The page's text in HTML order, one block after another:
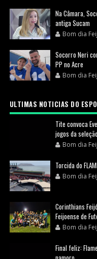
Na Câmara,
antiga Sucam
Bom dia
Socorro Neri
PP no Acre
Bom dia
ULTIMAS NOTICIAS DO
Tite convoca
jogos da
Bom dia
Torcida do
Bom dia
Corinthians
Feijoense de
Bom dia
Final feliz: